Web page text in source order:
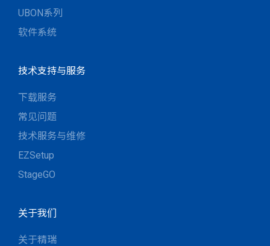
UBON系列
软件系统
技术支持与服务
下载服务
常见问题
技术服务与维修
EZSetup
StageGO
关于我们
关于精瑞